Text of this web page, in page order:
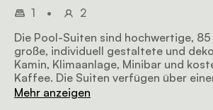
1 •
2
Die Pool-Suiten sind hochwertige,
große, individuell gestaltete und
Kamin, Klimaanlage, Minibar und
Kaffee. Die Suiten verfügen über
Wohn- und Essbereich mit
Mehr anzeigen